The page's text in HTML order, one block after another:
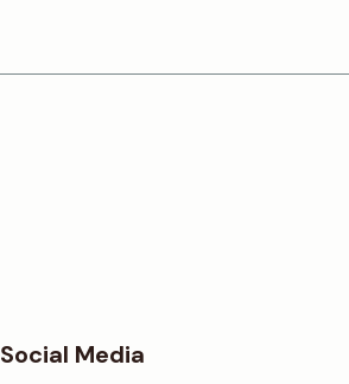
Social Media